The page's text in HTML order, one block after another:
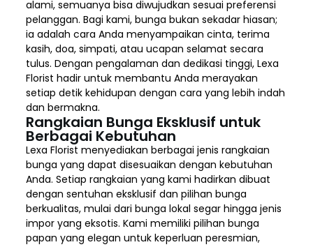
alami, semuanya bisa diwujudkan sesuai preferensi
pelanggan. Bagi kami, bunga bukan sekadar hiasan;
ia adalah cara Anda menyampaikan cinta, terima
kasih, doa, simpati, atau ucapan selamat secara
tulus. Dengan pengalaman dan dedikasi tinggi, Lexa
Florist hadir untuk membantu Anda merayakan
setiap detik kehidupan dengan cara yang lebih indah
dan bermakna.
Rangkaian Bunga Eksklusif untuk
Berbagai Kebutuhan
Lexa Florist menyediakan berbagai jenis rangkaian
bunga yang dapat disesuaikan dengan kebutuhan
Anda. Setiap rangkaian yang kami hadirkan dibuat
dengan sentuhan eksklusif dan pilihan bunga
berkualitas, mulai dari bunga lokal segar hingga jenis
impor yang eksotis. Kami memiliki pilihan bunga
papan yang elegan untuk keperluan peresmian,